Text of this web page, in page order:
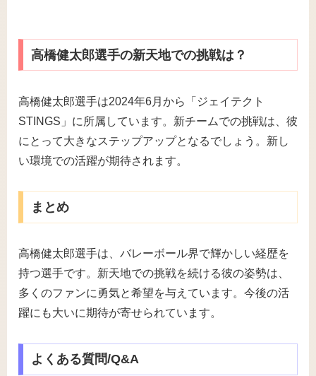
高橋健太郎選手の新天地での挑戦は？
高橋健太郎選手は2024年6月から「ジェイテクト
STINGS」に所属しています。新チームでの挑戦は、彼
にとって大きなステップアップとなるでしょう。新し
い環境での活躍が期待されます。
まとめ
高橋健太郎選手は、バレーボール界で輝かしい経歴を
持つ選手です。新天地での挑戦を続ける彼の姿勢は、
多くのファンに勇気と希望を与えています。今後の活
躍にも大いに期待が寄せられています。
よくある質問/Q&A